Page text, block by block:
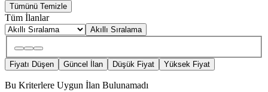
Tümünü Temizle
Tüm İlanlar
Akıllı Sıralama
Fiyatı Düşen Güncel İlan Düşük Fiyat Yüksek Fiyat
Bu Kriterlere Uygun İlan Bulunamadı